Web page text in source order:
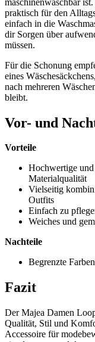
praktisch für den
einfach in die
dir Sorgen über
müssen.
Für die Schonung
eines
nach mehreren
bleibt.
Vor- und
Vorteile
Hochwertige und
Materialqualität
Vielseitig
Outfits
Einfach zu
Weiches und
Nachteile
Begrenzte
Fazit
Der Majea Damen
Qualität, Stil und
Accessoire für